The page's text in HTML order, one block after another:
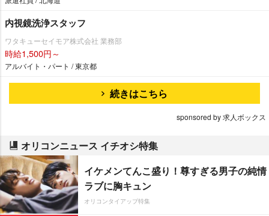
内視鏡洗浄スタッフ
ワタキューセイモア株式会社 業務部
時給1,500円～
アルバイト・パート / 東京都
続きはこちら
sponsored by 求人ボックス
オリコンニュース イチオシ特集
イケメンてんこ盛り！尊すぎる男子の純情
ラブに胸キュン
オリコンタイアップ特集